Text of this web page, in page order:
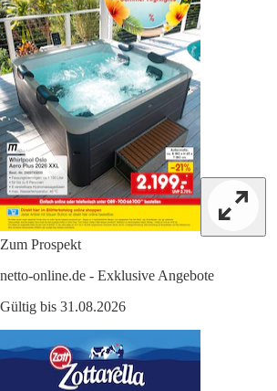
Zum Prospekt
netto-online.de - Exklusive Angebote
Gültig bis 31.08.2026